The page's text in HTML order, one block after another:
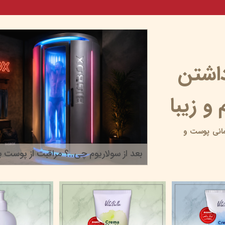
بعد از سولاریوم چی..؟ مراقبت از پوست
زیبا
پوست و